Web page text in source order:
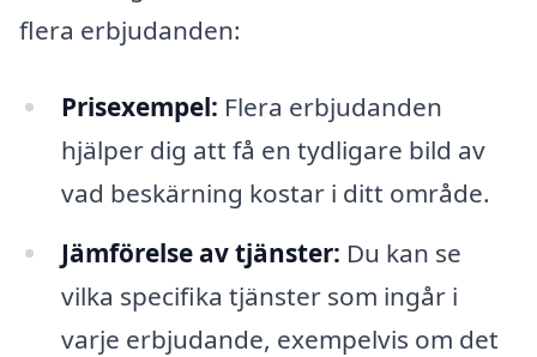
flera erbjudanden:
Prisexempel: Flera erbjudanden
hjälper dig att få en tydligare bild av
vad beskärning kostar i ditt område.
Jämförelse av tjänster: Du kan se
vilka specifika tjänster som ingår i
varje erbjudande, exempelvis om det